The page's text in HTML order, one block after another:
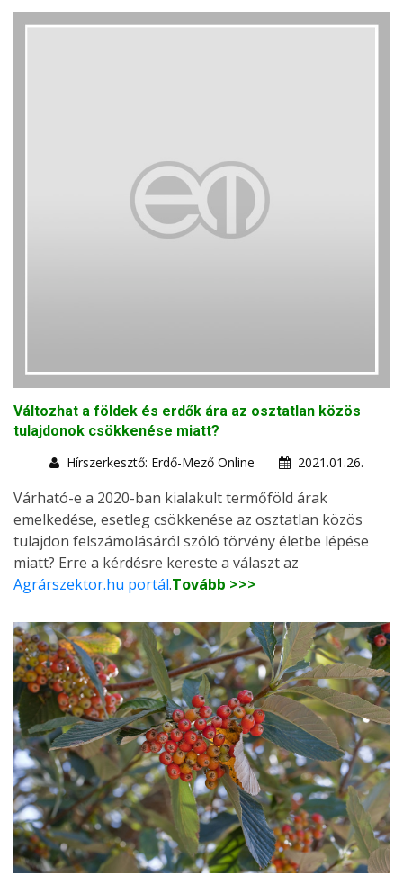
Változhat a földek és erdők ára az osztatlan közös
tulajdonok csökkenése miatt?
Hírszerkesztő: Erdő-Mező Online
2021.01.26.
Várható-e a 2020-ban kialakult termőföld árak
emelkedése, esetleg csökkenése az osztatlan közös
tulajdon felszámolásáról szóló törvény életbe lépése
miatt? Erre a kérdésre kereste a választ az
Agrárszektor.hu portál.Tovább >>>